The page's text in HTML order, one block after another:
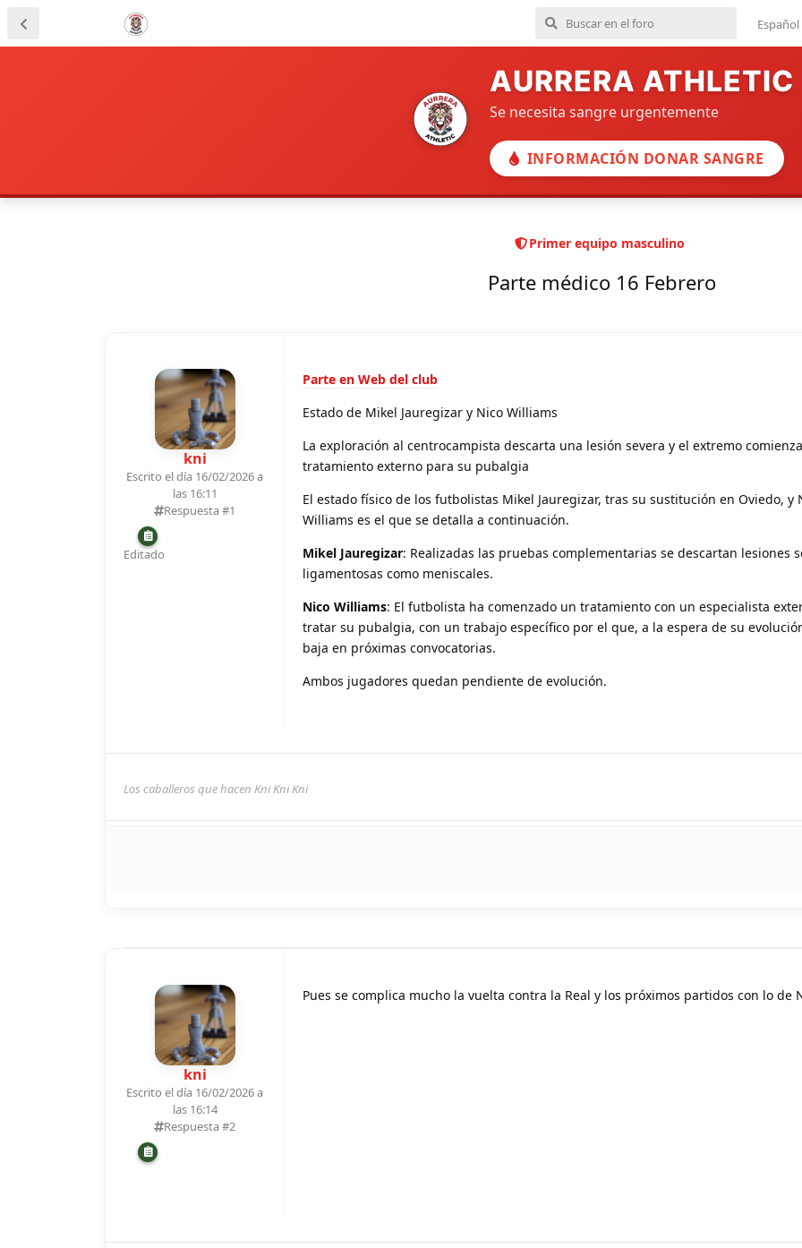
Español
AURRERA ATHLETIC
Se necesita sangre urgentemente
INFORMACIÓN DONAR SANGRE
Primer equipo masculino
Parte médico 16 Febrero
kni
Escrito el día 16/02/2026 a
las 16:11
Respuesta #1
Editado
Parte en Web del club
Estado de Mikel Jauregizar y Nico Williams
La exploración al centrocampista descarta una lesión severa y el extremo
tratamiento externo para su pubalgia
El estado físico de los futbolistas Mikel Jauregizar, tras su sustitución en Oviedo, y
Williams es el que se detalla a continuación.
Mikel Jauregizar: Realizadas las pruebas complementarias se descartan lesiones
ligamentosas como meniscales.
Nico Williams: El futbolista ha comenzado un tratamiento con un especialista
tratar su pubalgia, con un trabajo específico por el que, a la espera de su
baja en próximas convocatorias.
Ambos jugadores quedan pendiente de evolución.
Los caballeros que hacen Kni Kni Kni
kni
Escrito el día 16/02/2026 a
las 16:14
Respuesta #2
Pues se complica mucho la vuelta contra la Real y los próximos partidos con lo de